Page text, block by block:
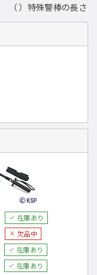
（ ）特殊警棒の長さ
在庫あり
欠品中
在庫あり
在庫あり